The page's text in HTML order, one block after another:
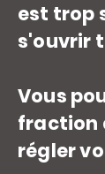
est trop
s'ouvrir
Vous
fraction
régler